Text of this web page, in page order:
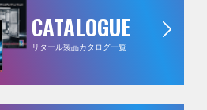
CATALOGUE
リタール製品カタログ一覧